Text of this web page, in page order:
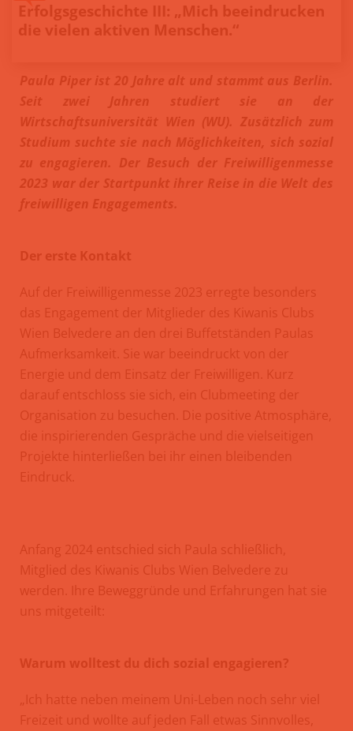
Erfolgsgeschichte III: „Mich beeindrucken
die vielen aktiven Menschen.“
Paula Piper ist 20 Jahre alt und stammt aus Berlin.
Seit zwei Jahren studiert sie an der
Wirtschaftsuniversität Wien (WU). Zusätzlich zum
Studium suchte sie nach Möglichkeiten, sich sozial
zu engagieren. Der Besuch der Freiwilligenmesse
2023 war der Startpunkt ihrer Reise in die Welt des
freiwilligen Engagements.
Der erste Kontakt
Auf der Freiwilligenmesse 2023 erregte besonders
das Engagement der Mitglieder des Kiwanis Clubs
Wien Belvedere an den drei Buffetständen Paulas
Aufmerksamkeit. Sie war beeindruckt von der
Energie und dem Einsatz der Freiwilligen. Kurz
darauf entschloss sie sich, ein Clubmeeting der
Organisation zu besuchen. Die positive Atmosphäre,
die inspirierenden Gespräche und die vielseitigen
Projekte hinterließen bei ihr einen bleibenden
Eindruck.
Anfang 2024 entschied sich Paula schließlich,
Mitglied des Kiwanis Clubs Wien Belvedere zu
werden. Ihre Beweggründe und Erfahrungen hat sie
uns mitgeteilt:
Warum wolltest du dich sozial engagieren?
„Ich hatte neben meinem Uni-Leben noch sehr viel
Freizeit und wollte auf jeden Fall etwas Sinnvolles,